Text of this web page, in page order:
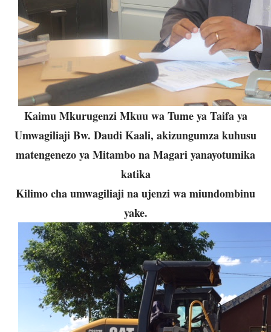
Kaimu Mkurugenzi Mkuu wa Tume ya Taifa ya
Umwagiliaji Bw. Daudi Kaali, akizungumza kuhusu
matengenezo ya Mitambo na Magari yanayotumika
katika
Kilimo cha umwagiliaji na ujenzi wa miundombinu
yake.